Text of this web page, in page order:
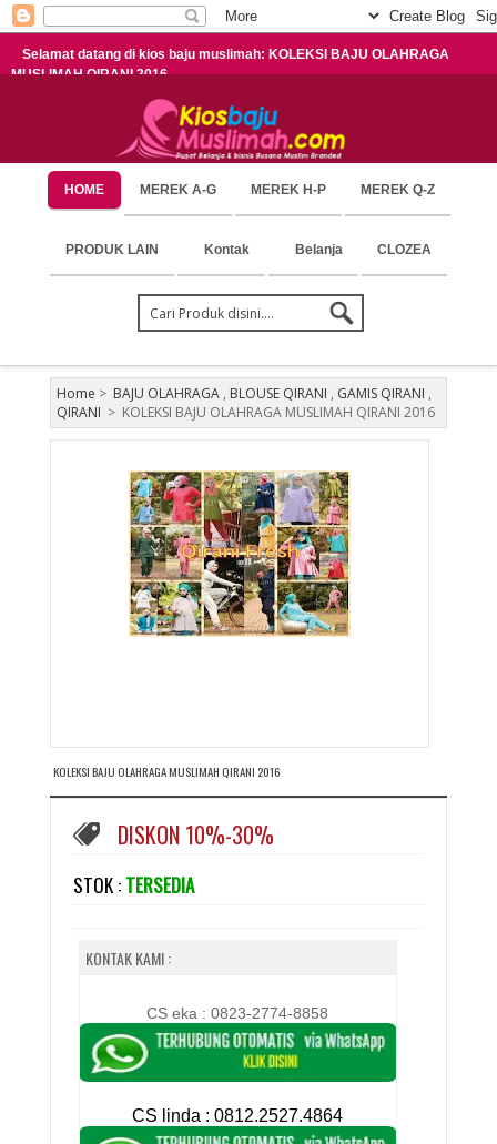
Selamat datang di kios baju muslimah: KOLEKSI BAJU OLAHRAGA
MUSLIMAH QIRANI 2016
HOME MEREK A-G MEREK H-P MEREK Q-Z
PRODUK LAIN Kontak Belanja CLOZEA
Home > BAJU OLAHRAGA, BLOUSE QIRANI , GAMIS QIRANI ,
QIRANI > KOLEKSI BAJU OLAHRAGA MUSLIMAH QIRANI 2016
KOLEKSI BAJU OLAHRAGA MUSLIMAH QIRANI 2016
DISKON 10%-30%
STOK : TERSEDIA
KONTAK KAMI :
CS eka : 0823-2774-8858
CS linda :0812.2527.4864